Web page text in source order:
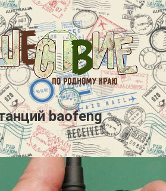
baofeng